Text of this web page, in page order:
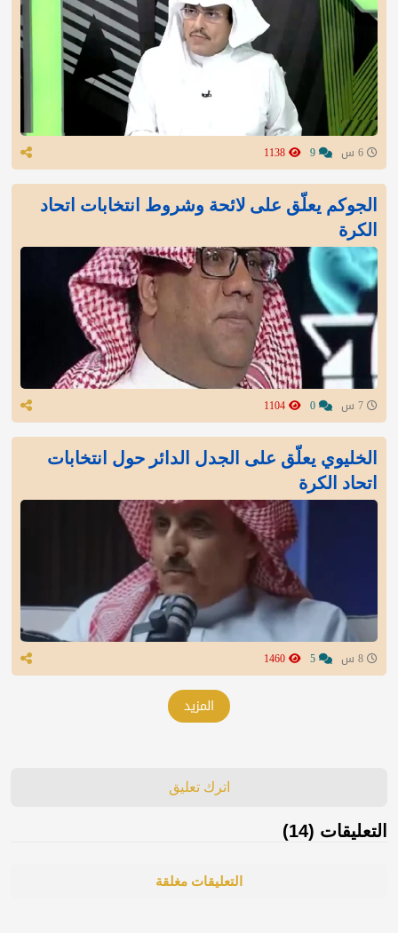
الجوكم يعلّق على لائحة وشروط انتخابات اتحاد
الكرة
الخليوي يعلّق على الجدل الدائر حول انتخابات
اتحاد الكرة
المزيد
اترك تعليق
التعليقات (14)
التعليقات مغلقة